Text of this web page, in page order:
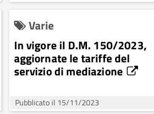
Varie
In vigore il D.M. 150/2023,
aggiornate le tariffe del
servizio di mediazione
Pubblicato il 15/11/2023